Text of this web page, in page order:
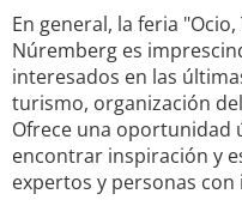
En general, la feria
Núremberg es
interesados en las
turismo, organización
Ofrece una oportunidad
encontrar inspiración y
expertos y personas